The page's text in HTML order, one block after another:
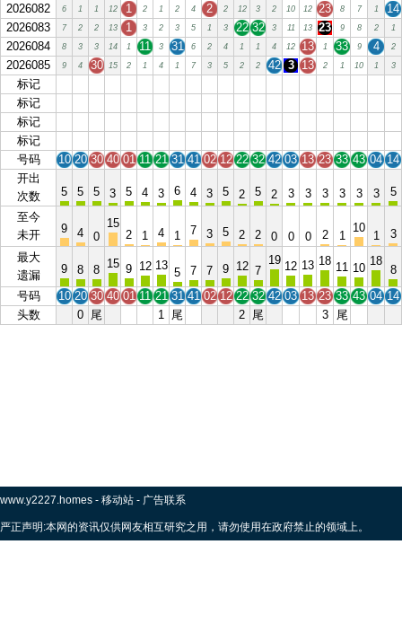
2026082
6 1 1 12 1 2 1 2 4 2 2 12 3 2 10 12 23 8 7 1
14
2026083
7 2 2 13 1 3 2 3 5 1 3 22 32 3 11 13 23 9 8 2 1
2026084 8 3 3 14 1 11 3 31 6 2 4 1 1 4 12 13 1 33 9 4 2
2026085 9 4 30 15 2 1 4 1 7 3 5 2 2 42 3 13 2 1 10 1 3
标记
标记
标记
标记
号码
10 20 30 40 01 11 21 31 41 02 12 22 32 42 03 13 23 33 43 04 14
开出
次数
5 5 5 3 5 4 3 6 4 3 5 2 5 2 3 3 3 3 3 3
5
至今
未开
9 4 0
15
2
1 4 1 7 3 5 2 2 0 0 0 2 1
10
1
3
最大
遗漏
9 8 8 15 9 12 13
5 7 7 9 12 7
19 12 13 18 11 10
18
8
号码
10 20 30 40 01 11 21 31 41 02 12 22 32 42 03 13 23 33 43 04 14
头数
0 尾 1 尾 2 尾 3 尾
www.y2227.homes - 移动站 - 广告联系
严正声明:本网的资讯仅供网友相互研究之用，请勿使用在政府禁止的领域上。